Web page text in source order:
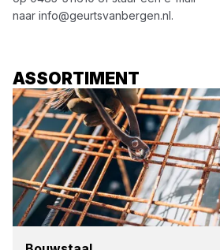
naar info@geurtsvanbergen.nl.
ASSORTIMENT